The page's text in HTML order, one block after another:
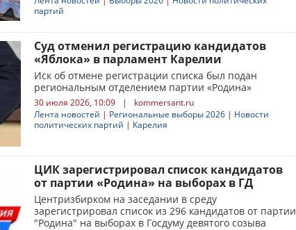
партий
Суд отменил регистрацию кандидатов
«Яблока» в парламент Карелии
Иск об отмене регистрации списка был подан
региональным отделением партии «Родина»
30 июля 2026, 10:09 |
kommersant.ru
Лента новостей | Региональные выборы 2026 | Новости
политических партий | Карелия
ЦИК зарегистрировал список кандидатов
от партии «Родина» на выборах в ГД
Центризбирком на заседании в среду
зарегистрировал список из 296 кандидатов от партии
"Родина" на выборах в Госдуму девятого созыва